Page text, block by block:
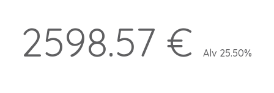
2598.57 € Alv 25.50%